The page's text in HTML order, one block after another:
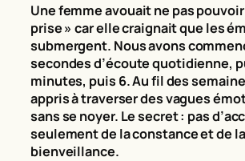
Une femme avouait ne pas
prise » car elle craignait que les
submergent. Nous avons
secondes d’écoute quotidienne,
minutes, puis 6. Au fil des
appris à traverser des vagues
sans se noyer. Le secret : pas
seulement de la constance et de la
bienveillance.